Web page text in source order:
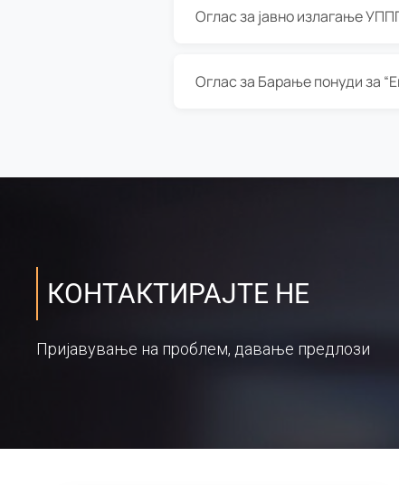
Оглас за јавно излагање
КОНТАКТИРАЈТЕ НЕ
Пријавување на проблем, давање предлози